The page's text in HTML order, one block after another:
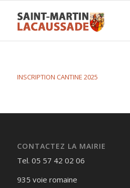
INSCRIPTION CANTINE 2025
CONTACTEZ LA MAIRIE
Tel. 05 57 42 02 06
935 voie romaine